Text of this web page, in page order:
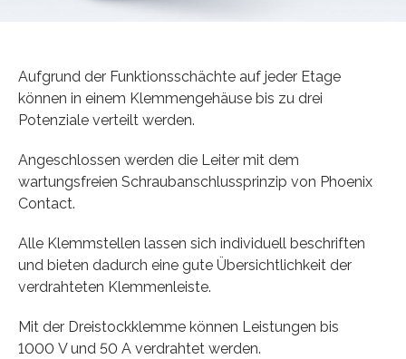
Aufgrund der Funktionsschächte auf jeder Etage
können in einem Klemmengehäuse bis zu drei
Potenziale verteilt werden.
Angeschlossen werden die Leiter mit dem
wartungsfreien Schraubanschlussprinzip von Phoenix
Contact.
Alle Klemmstellen lassen sich individuell beschriften
und bieten dadurch eine gute Übersichtlichkeit der
verdrahteten Klemmenleiste.
Mit der Dreistockklemme können Leistungen bis
1000 V und 50 A verdrahtet werden.